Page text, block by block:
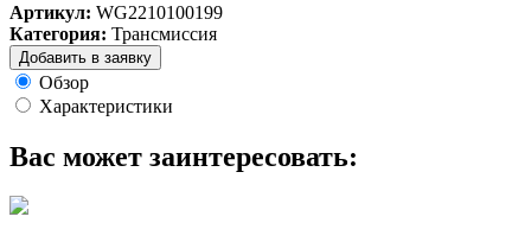
Артикул: WG2210100199
Категория: Трансмиссия
Добавить в заявку
Обзор
Характеристики
Вас может заинтересовать: